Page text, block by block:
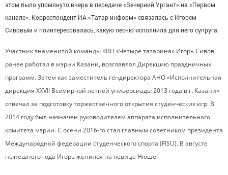
этом было упомянуто вчера в передаче «Вечерний Ургант» на «Первом
канале». Корреспондент ИА «Татар-информ» связалась с Игорем
Сивовым и поинтересовалась, какую песню исполнила для него супруга.
Участник знаменитой команды КВН «Четыре татарина» Игорь Сивов
ранее работал в мэрии Казани, возглавлял Дирекцию праздничных
программ. Затем как заместитель гендиректора АНО «Исполнительная
дирекция XXVII Всемирной летней универсиады 2013 года в г. Казани»
отвечал за подготовку торжественного открытия студенческих игр. В
2014 году был назначен руководителем аппарата исполнительного
комитета мэрии. С осени 2016-го стал главным советником президента
Международной федерации студенческого спорта (FISU). В августе
нынешнего года Игорь женился на певице Нюше.